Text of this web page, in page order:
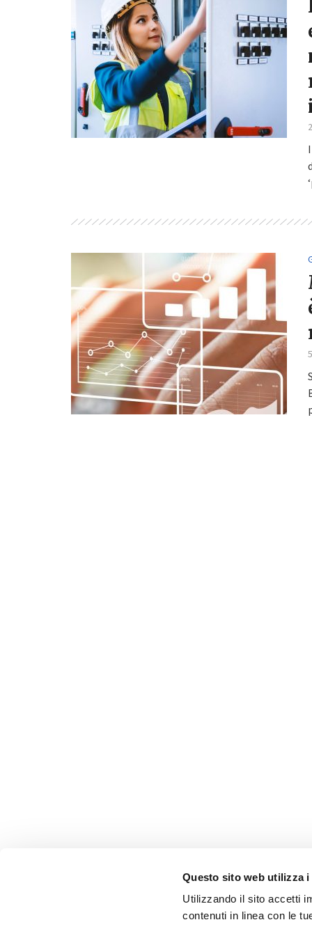
Questo sito web utilizza i
Utilizzando il sito accetti
contenuti in linea con le